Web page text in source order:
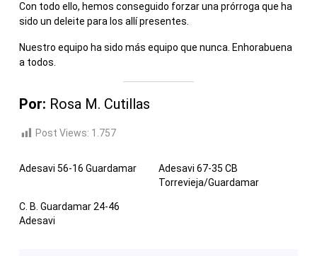
Con todo ello, hemos conseguido forzar una prórroga que ha
sido un deleite para los allí presentes.
Nuestro equipo ha sido más equipo que nunca. Enhorabuena
a todos.
Por: Rosa M. Cutillas
Post Views: 1.757
Adesavi 56-16 Guardamar
Adesavi 67-35 CB
Torrevieja/Guardamar
C. B. Guardamar 24-46
Adesavi